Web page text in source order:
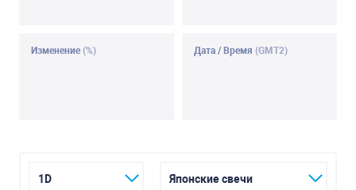
Изменение (%) Дата / Время (GMT2)
1D Японские свечи